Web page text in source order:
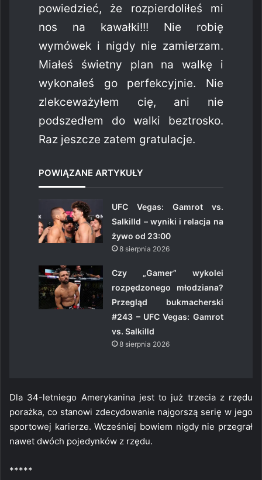
powiedzieć, że rozpierdoliłeś mi
nos na kawałki!!! Nie robię
wymówek i nigdy nie zamierzam.
Miałeś świetny plan na walkę i
wykonałeś go perfekcyjnie. Nie
zlekceważyłem cię, ani nie
podszedłem do walki beztrosko.
Raz jeszcze zatem gratulacje.
POWIĄZANE ARTYKUŁY
UFC Vegas: Gamrot vs.
Salkilld – wyniki i relacja na
żywo od 23:00
8 sierpnia 2026
Czy „Gamer” wykolei
rozpędzonego młodziana?
Przegląd bukmacherski
#243 – UFC Vegas: Gamrot
vs. Salkilld
8 sierpnia 2026
Dla 34-letniego Amerykanina jest to już trzecia z rzędu
porażka, co stanowi zdecydowanie najgorszą serię w jego
sportowej karierze. Wcześniej bowiem nigdy nie przegrał
nawet dwóch pojedynków z rzędu.
*****